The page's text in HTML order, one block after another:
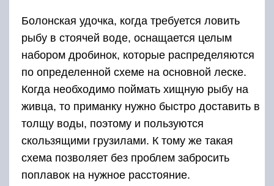
Болонская удочка, когда требуется ловить
рыбу в стоячей воде, оснащается целым
набором дробинок, которые распределяются
по определенной схеме на основной леске.
Когда необходимо поймать хищную рыбу на
живца, то приманку нужно быстро доставить в
толщу воды, поэтому и пользуются
скользящими грузилами. К тому же такая
схема позволяет без проблем забросить
поплавок на нужное расстояние.